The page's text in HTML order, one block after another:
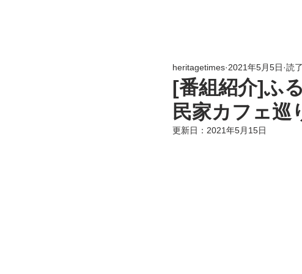
[番組紹介]ふ
民家カフェ巡
heritagetimes 2021年5月5日 読
更新日： 2021年5月15日